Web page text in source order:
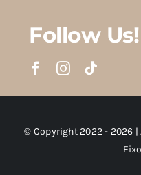
Follow Us!
© Copyright 2022 - 2026 |